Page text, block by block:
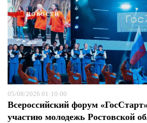
НОВОСТИ
05/08/2026 01:10:00
Всероссийский форум
участию молодежь Ростовской